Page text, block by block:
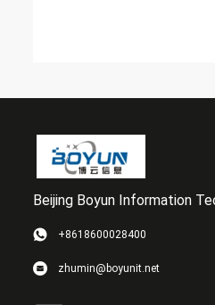
Beijing Boyun Information
+8618600028400
zhumin@boyunit.net